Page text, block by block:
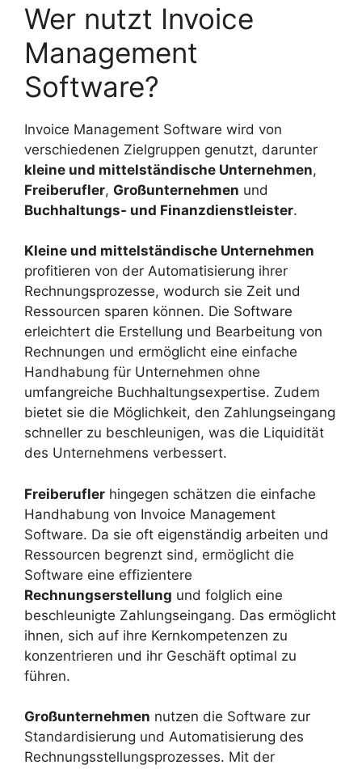
Wer nutzt Invoice
Management
Software?
Invoice Management Software wird von
verschiedenen Zielgruppen genutzt, darunter
kleine und mittelständische Unternehmen,
Freiberufler, Großunternehmen und
Buchhaltungs- und Finanzdienstleister.
Kleine und mittelständische Unternehmen
profitieren von der Automatisierung ihrer
Rechnungsprozesse, wodurch sie Zeit und
Ressourcen sparen können. Die Software
erleichtert die Erstellung und Bearbeitung von
Rechnungen und ermöglicht eine einfache
Handhabung für Unternehmen ohne
umfangreiche Buchhaltungsexpertise. Zudem
bietet sie die Möglichkeit, den Zahlungseingang
schneller zu beschleunigen, was die Liquidität
des Unternehmens verbessert.
Freiberufler hingegen schätzen die einfache
Handhabung von Invoice Management
Software. Da sie oft eigenständig arbeiten und
Ressourcen begrenzt sind, ermöglicht die
Software eine effizientere
Rechnungserstellung und folglich eine
beschleunigte Zahlungseingang. Das ermöglicht
ihnen, sich auf ihre Kernkompetenzen zu
konzentrieren und ihr Geschäft optimal zu
führen.
Großunternehmen nutzen die Software zur
Standardisierung und Automatisierung des
Rechnungsstellungsprozesses. Mit der